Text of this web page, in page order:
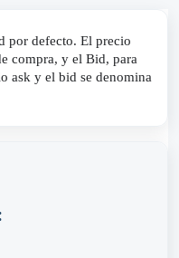
por defecto. El precio
compra, y el Bid, para
ask y el bid se denomina